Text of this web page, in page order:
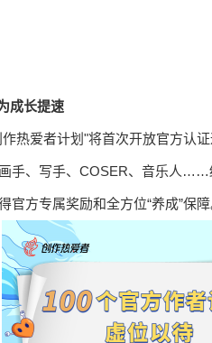
成长提速
热爱者计划"将首次开放官方认
手、写手、COSER、音乐人
方专属奖励和全方位“养成”保障